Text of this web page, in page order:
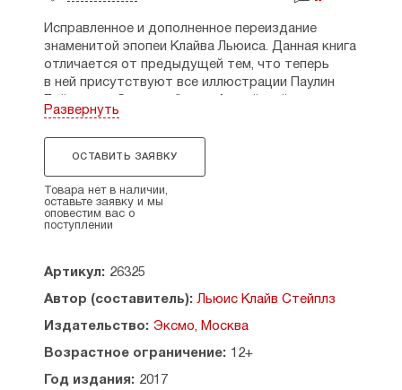
Исправленное и дополненное переиздание
знаменитой эпопеи Клайва Льюиса. Данная книга
отличается от предыдущей тем, что теперь
в ней присутствуют все иллюстрации Паулин
иллюстратор официально признана
«художником Нарнии». Также русифицированы
все карты чудесной страны. Взять в руки такое
чудесное, сделанное с любовью издание —
мечта любого библиофила. Благородный
шелковый переплет, золотое тиснение,
трехсторонний золотой обрез, шелковая
книги!
Лев, колдунья и платяной шкаф
Конь и его мальчик
Развернуть
ОСТАВИТЬ ЗАЯВКУ
Товара нет в наличии,
оставьте заявку и мы
оповестим вас о
поступлении
Артикул: 26325
Автор (составитель): Льюис Клайв Стейплз
Издательство: Эксмо, Москва
Возрастное ограничение: 12+
Год издания: 2017